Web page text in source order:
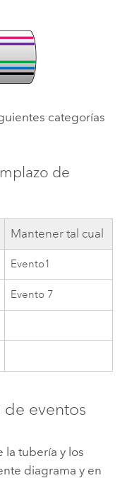
categorías
de
Mantener tal cual
Evento1
Evento 7
eventos
la tubería y los
diagrama y en